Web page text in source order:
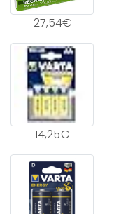
27,54€
14,25€